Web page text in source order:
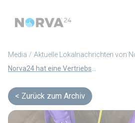
Media
Aktuelle Lokalnachrichten von
Zurück zum Archiv